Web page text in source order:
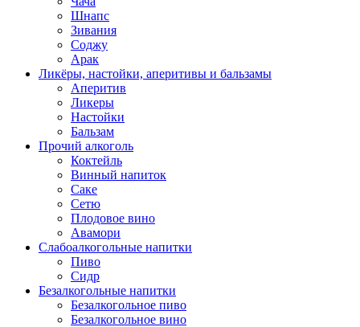
Шнапс
Зивания
Соджу
Арак
Ликёры, настойки, аперитивы и бальзамы
Аперитив
Ликеры
Настойки
Бальзам
Прочий алкоголь
Коктейль
Винный напиток
Саке
Сетю
Плодовое вино
Авамори
Слабоалкогольные напитки
Пиво
Сидр
Безалкогольные напитки
Безалкогольное пиво
Безалкогольное вино